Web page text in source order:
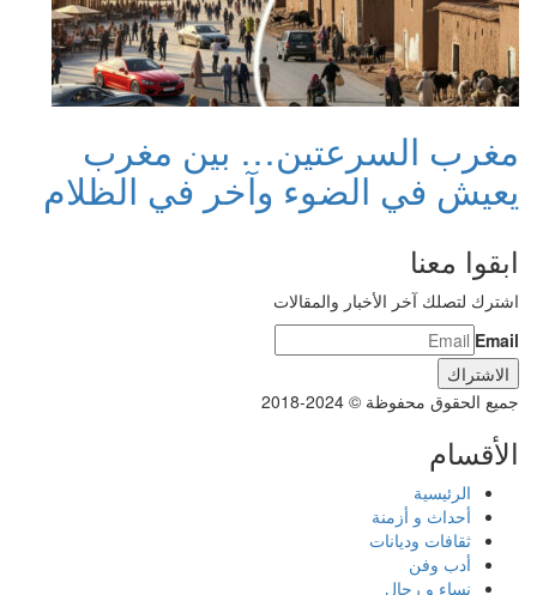
مغرب السرعتين… بين مغرب
يعيش في الضوء وآخر في الظلام
ابقوا معنا
اشترك لتصلك آخر الأخبار والمقالات
Email
جميع الحقوق محفوظة © 2024-2018
الأقسام
الرئيسية
أحداث و أزمنة
ثقافات وديانات
أدب وفن
نساء و رجال